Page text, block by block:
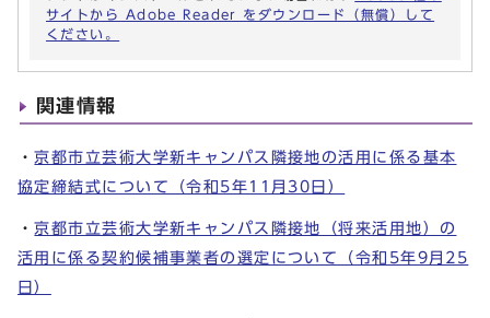
サイトから Adobe Reader をダウンロード（無償）して
ください。
関連情報
・京都市立芸術大学新キャンパス隣接地の活用に係る基本
協定締結式について（令和5年11月30日）
・京都市立芸術大学新キャンパス隣接地（将来活用地）の
活用に係る契約候補事業者の選定について（令和5年9月25
日）